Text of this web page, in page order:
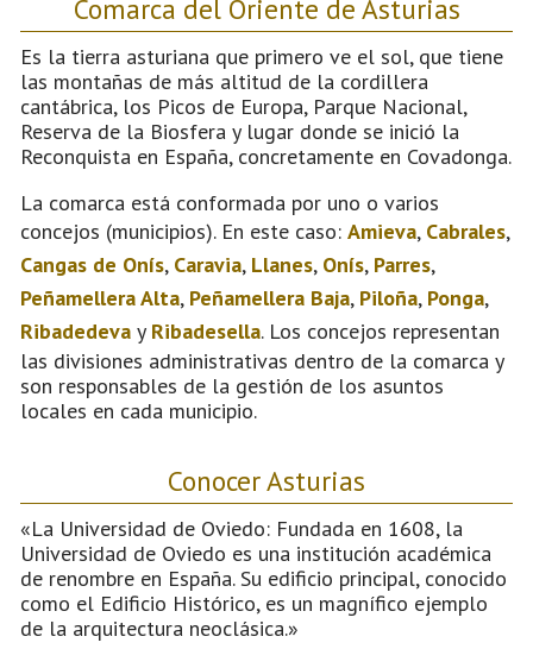
Comarca del Oriente de Asturias
Es la tierra asturiana que primero ve el sol, que tiene
las montañas de más altitud de la cordillera
cantábrica, los Picos de Europa, Parque Nacional,
Reserva de la Biosfera y lugar donde se inició la
Reconquista en España, concretamente en Covadonga.
La comarca está conformada por uno o varios
concejos (municipios). En este caso: Amieva, Cabrales,
Cangas de Onís, Caravia, Llanes, Onís, Parres,
Peñamellera Alta, Peñamellera Baja, Piloña, Ponga,
Ribadedeva y Ribadesella. Los concejos representan
las divisiones administrativas dentro de la comarca y
son responsables de la gestión de los asuntos
locales en cada municipio.
Conocer Asturias
«La Universidad de Oviedo: Fundada en 1608, la
Universidad de Oviedo es una institución académica
de renombre en España. Su edificio principal, conocido
como el Edificio Histórico, es un magnífico ejemplo
de la arquitectura neoclásica.»